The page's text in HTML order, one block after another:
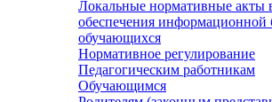
Локальные нормативные акты
обеспечения информационной
обучающихся
Нормативное регулирование
Педагогическим работникам
Обучающимся